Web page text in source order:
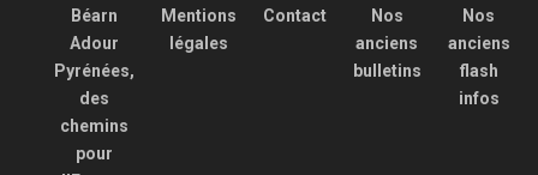
Béarn
Adour
Pyrénées,
des
chemins
pour
Mentions
légales
Contact
Nos
anciens
bulletins
Nos
anciens
flash
infos